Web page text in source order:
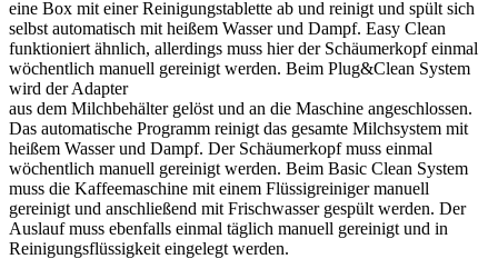
eine Box mit einer Reinigungstablette ab und reinigt und spült sich
selbst automatisch mit heißem Wasser und Dampf. Easy Clean
funktioniert ähnlich, allerdings muss hier der Schäumerkopf einmal
wöchentlich manuell gereinigt werden. Beim Plug&Clean System
wird der Adapter
aus dem Milchbehälter gelöst und an die Maschine angeschlossen.
Das automatische Programm reinigt das gesamte Milchsystem mit
heißem Wasser und Dampf. Der Schäumerkopf muss einmal
wöchentlich manuell gereinigt werden. Beim Basic Clean System
muss die Kaffeemaschine mit einem Flüssigreiniger manuell
gereinigt und anschließend mit Frischwasser gespült werden. Der
Auslauf muss ebenfalls einmal täglich manuell gereinigt und in
Reinigungsflüssigkeit eingelegt werden.